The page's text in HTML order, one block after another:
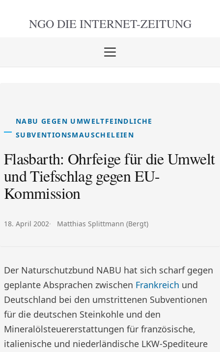
NGO DIE INTERNET-ZEITUNG
Menü
NABU GEGEN UMWELTFEINDLICHE
SUBVENTIONSMAUSCHELEIEN
Flasbarth: Ohrfeige für die Umwelt
und Tiefschlag gegen EU-
Kommission
Veröffentlicht am:
18. April 2002 Autor:
Matthias Splittmann (Bergt)
Der Naturschutzbund NABU hat sich scharf gegen
geplante Absprachen zwischen Frankreich und
Deutschland bei den umstrittenen Subventionen
für die deutschen Steinkohle und den
Mineralölsteuererstattungen für französische,
italienische und niederländische LKW-Spediteure